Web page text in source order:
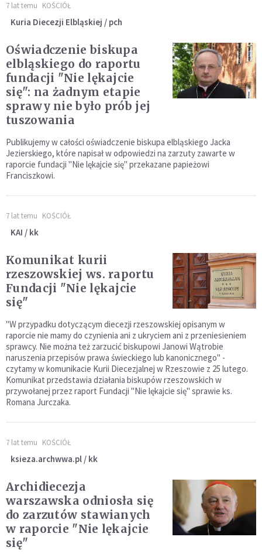
7 lat temu KOŚCIÓŁ
Kuria Diecezji Elbląskiej / pch
Oświadczenie biskupa
elbląskiego do raportu
fundacji "Nie lękajcie
się": na żadnym etapie
sprawy nie było prób jej
tuszowania
Publikujemy w całości oświadczenie biskupa elbląskiego Jacka
Jezierskiego, które napisał w odpowiedzi na zarzuty zawarte w
raporcie fundacji "Nie lękajcie się" przekazane papieżowi
Franciszkowi.
7 lat temu KOŚCIÓŁ
KAI / kk
Komunikat kurii
rzeszowskiej ws. raportu
Fundacji "Nie lękajcie
się"
"W przypadku dotyczącym diecezji rzeszowskiej opisanym w
raporcie nie mamy do czynienia ani z ukryciem ani z przeniesieniem
sprawcy. Nie można też zarzucić biskupowi Janowi Wątrobie
naruszenia przepisów prawa świeckiego lub kanonicznego" -
czytamy w komunikacie Kurii Diecezjalnej w Rzeszowie z 25 lutego.
Komunikat przedstawia działania biskupów rzeszowskich w
przywołanej przez raport Fundacji "Nie lękajcie się" sprawie ks.
Romana Jurczaka.
7 lat temu KOŚCIÓŁ
ksieza.archwwa.pl / kk
Archidiecezja
warszawska odniosła się
do zarzutów stawianych
w raporcie "Nie lękajcie
się"